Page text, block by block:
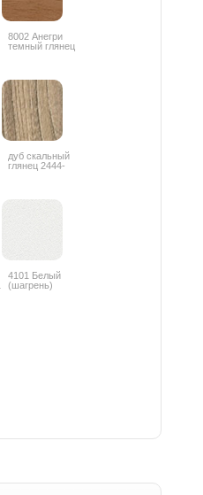
8002 Анегри
темный глянец
дуб скальный
глянец 2444-
4101 Белый
(шагрень)